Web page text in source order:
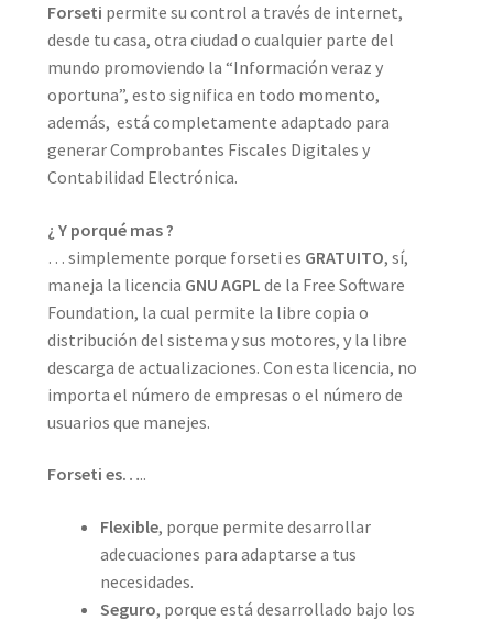
Forseti permite su control a través de internet,
desde tu casa, otra ciudad o cualquier parte del
mundo promoviendo la “Información veraz y
oportuna”, esto significa en todo momento,
además, está completamente adaptado para
generar Comprobantes Fiscales Digitales y
Contabilidad Electrónica.
¿ Y porqué mas ?
… simplemente porque forseti es GRATUITO, sí,
maneja la licencia GNU AGPL de la Free Software
Foundation, la cual permite la libre copia o
distribución del sistema y sus motores, y la libre
descarga de actualizaciones. Con esta licencia, no
importa el número de empresas o el número de
usuarios que manejes.
Forseti es…..
Flexible, porque permite desarrollar
adecuaciones para adaptarse a tus
necesidades.
Seguro, porque está desarrollado bajo los